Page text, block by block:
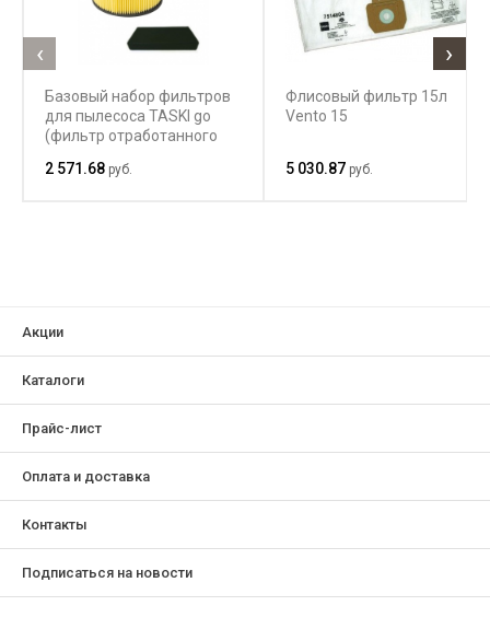
Базовый набор фильтров
для пылесоса TASKI go
(фильтр отработанного
вакуумного мотора)
2 571.68 руб.
Флисовый фильтр 15л
Vento 15
5 030.87 руб.
‹ ›
Акции
Каталоги
Прайс-лист
Оплата и доставка
Контакты
Подписаться на новости